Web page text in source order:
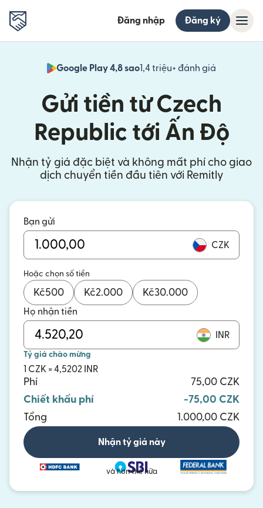
Đăng nhập Đăng ký
Google Play 4,8 sao1,4 triệu+ đánh giá
Gửi tiền từ Czech
Republic tới Ấn Độ
Nhận tỷ giá đặc biệt và không mất phí cho giao
dịch chuyển tiền đầu tiên với Remitly
Bạn gửi
CZK
Hoặc chọn số tiền
Kč500 Kč2.000 Kč30.000
Họ nhận tiền
INR
Tỷ giá chào mừng
1 CZK = 4,5202 INR
Phí
75,00 CZK
Chiết khấu phí
-75,00 CZK
Tổng
1.000,00 CZK
Nhận tỷ giá này
và hơn thế nữa